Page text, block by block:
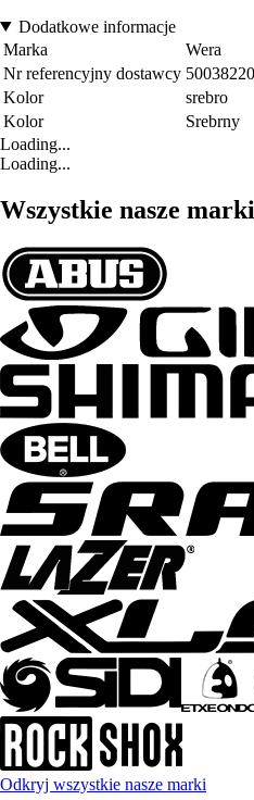
Dodatkowe informacje
Marka
Wera
Nr referencyjny dostawcy
Kolor
srebro
Kolor
Srebrny
Loading...
Loading...
Wszystkie nasze marki
Odkryj wszystkie nasze marki